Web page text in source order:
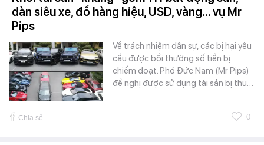
dàn siêu xe, đồ hàng hiệu, USD, vàng... vụ Mr
Pips
Về trách nhiệm dân sự, các bị hại yêu
cầu được bồi thường số tiền bị
chiếm đoạt. Phó Đức Nam (Mr Pips)
đề nghị được sử dụng tài sản bị thu…
Chia sẻ 0